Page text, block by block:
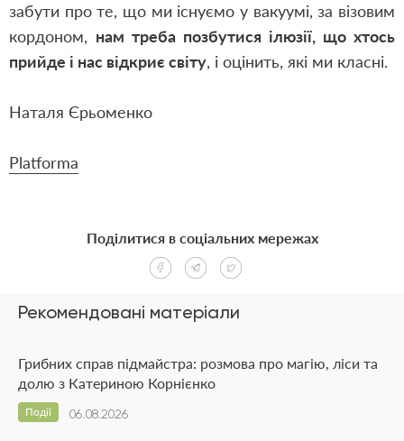
забути про те, що ми існуємо у вакуумі, за візовим
кордоном, нам треба позбутися ілюзії, що хтось
прийде і нас відкриє світу, і оцінить, які ми класні.
Наталя Єрьоменко
Platforma
Рекомендовані матеріали
Грибних справ підмайстра: розмова про магію, ліси та
долю з Катериною Корнієнко
06.08.2026
Події
Поділитися в соціальних мережах